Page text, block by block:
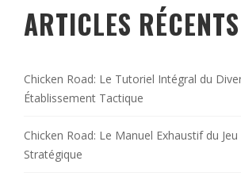
ARTICLES RÉCENTS
Chicken Road: Le Tutoriel Intégral du
Établissement Tactique
Chicken Road: Le Manuel Exhaustif du
Stratégique